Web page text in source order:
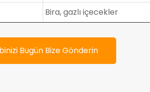
Bira, gazlı içecekler
Bugün Bize Gönderin